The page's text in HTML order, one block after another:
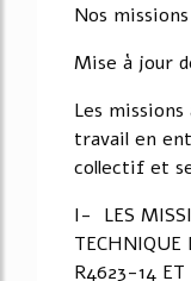
Nos
Mise à jour
Les
travail en
collectif et
I- LES
R4623-14